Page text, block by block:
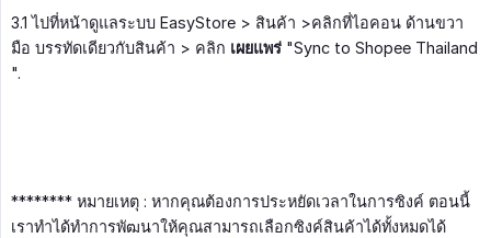
3.1 ไปที่หน้าดูแลระบบ EasyStore > สินค้า >คลิกที่ไอคอน ด้านขวา
มือ บรรทัดเดียวกับสินค้า > คลิก เผยแพร่ "Sync to Shopee Thailand
".
******** หมายเหตุ : หากคุณต้องการประหยัดเวลาในการซิงค์ ตอนนี้
เราทำได้ทำการพัฒนาให้คุณสามารถเลือกซิงค์สินค้าได้ทั้งหมดได้